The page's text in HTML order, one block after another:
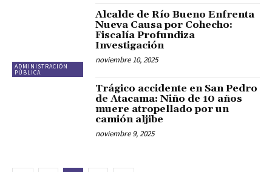
ADMINISTRACIÓN
PÚBLICA
Alcalde de Río Bueno Enfrenta
Nueva Causa por Cohecho:
Fiscalía Profundiza
Investigación
noviembre 10, 2025
Trágico accidente en San Pedro
de Atacama: Niño de 10 años
muere atropellado por un
camión aljibe
noviembre 9, 2025